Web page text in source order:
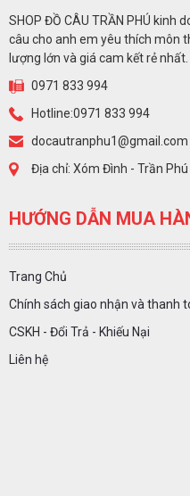
SHOP ĐỒ CÂU TRẦN PHÚ kinh
câu cho anh em yêu thích môn
lượng lớn và giá cam kết rẻ nhất.
0971 833 994
Hotline:0971 833 994
docautranphu1@gmail.com
Địa chỉ: Xóm Đình - Trần
HƯỚNG DẪN MUA
Trang Chủ
Chính sách giao nhận và thanh
CSKH - Đổi Trả - Khiếu Nại
Liên hệ